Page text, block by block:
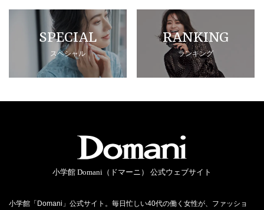
SPECIAL
スペシャル
RANKING
ランキング
小学館 Domani（ドマーニ） 公式ウェブサイト
小学館「Domani」公式サイト。毎日忙しい40代の働く女性が、ファッショ